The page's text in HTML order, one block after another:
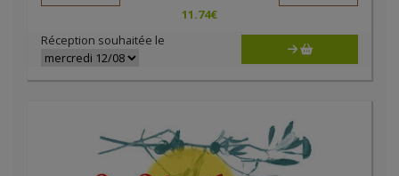
11.74€
Réception souhaitée le